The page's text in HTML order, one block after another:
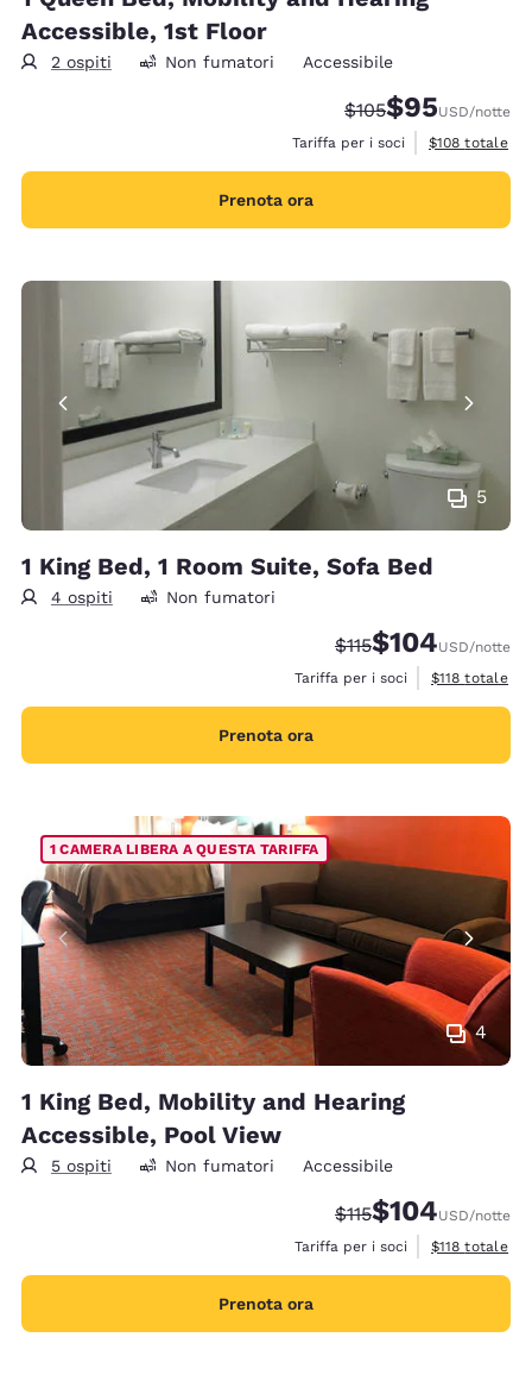
Accessible, 1st Floor
2 ospiti Non fumatori Accessibile
Tariffa di barratura:
$105Tariffa
$95USD/notte
Tariffa per i soci
Visualizza i
$108 totale
Prenota ora
5
1 King Bed, 1 Room Suite, Sofa Bed
4 ospiti Non fumatori
Tariffa di barratura:
$115Tariffa scontata:
$104USD/notte
Tariffa per i soci
Visualizza i
$118 totale
Prenota ora
4
1 CAMERA LIBERA A QUESTA TARIFFA
1 King Bed, Mobility and Hearing
Accessible, Pool View
5 ospiti Non fumatori Accessibile
Tariffa di barratura:
$115Tariffa scontata:
$104USD/notte
Tariffa per i soci
Visualizza i
$118 totale
Prenota ora